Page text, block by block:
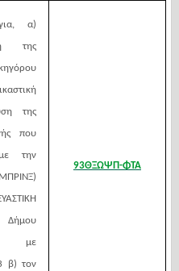
α)
της
της
που
την
με
β) τον
93ΘΞΩΨΠ-ΦΤΑ